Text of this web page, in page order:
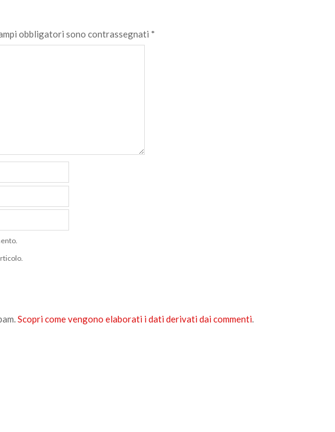
obbligatori sono contrassegnati *
Scopri come vengono elaborati i dati derivati dai commenti